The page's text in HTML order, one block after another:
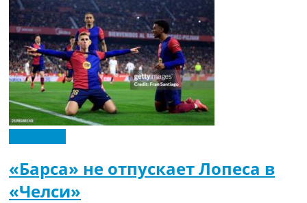
«Барса» не отпускает Лопеса в
«Челси»